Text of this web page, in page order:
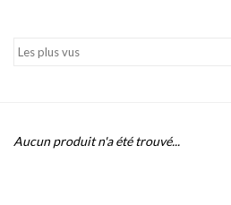
Réduction
Aucun produit n'a été trouvé...